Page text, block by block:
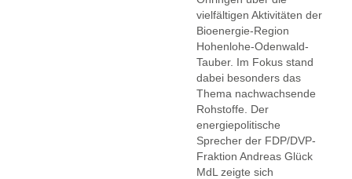
vielfältigen Aktivitäten der
Bioenergie-Region
Hohenlohe-Odenwald-
Tauber. Im Fokus stand
dabei besonders das
Thema nachwachsende
Rohstoffe. Der
energiepolitische
Sprecher der FDP/DVP-
Fraktion Andreas Glück
MdL zeigte sich